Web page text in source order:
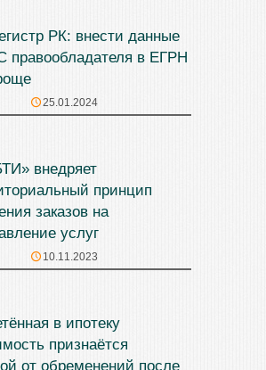
РК: внести данные
в ЕГРН
25.01.2024
внедряет
принцип
заказов на
услуг
10.11.2023
в ипотеку
признаётся
от обременений после